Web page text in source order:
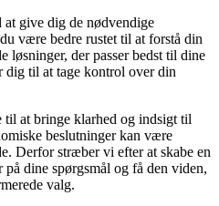
give dig de nødvendige
være bedre rustet til at forstå din
løsninger, der passer bedst til dine
dig til at tage kontrol over din
at bringe klarhed og indsigt til
beslutninger kan være
Derfor stræber vi efter at skabe en
dine spørgsmål og få den viden,
valg.